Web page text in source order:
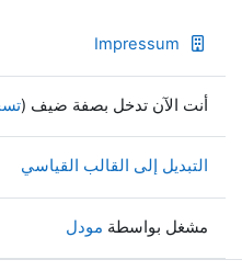
Impressum
أنت الآن تدخل بصفة ضيف (
التبديل إلى القالب القياسي
مشغل بواسطة مودل